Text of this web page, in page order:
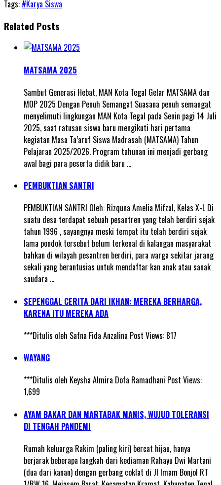
Tags: #Karya Siswa
Related Posts
MATSAMA 2025
Sambut Generasi Hebat, MAN Kota Tegal Gelar MATSAMA dan
MOP 2025 Dengan Penuh Semangat Suasana penuh semangat
menyelimuti lingkungan MAN Kota Tegal pada Senin pagi 14 Juli
2025, saat ratusan siswa baru mengikuti hari pertama
kegiatan Masa Ta’aruf Siswa Madrasah (MATSAMA) Tahun
Pelajaran 2025/2026. Program tahunan ini menjadi gerbang
awal bagi para peserta didik baru …
PEMBUKTIAN SANTRI
PEMBUKTIAN SANTRI Oleh: Rizquna Amelia Mifzal, Kelas X-L Di
suatu desa terdapat sebuah pesantren yang telah berdiri sejak
tahun 1996 , sayangnya meski tempat itu telah berdiri sejak
lama pondok tersebut belum terkenal di kalangan masyarakat
bahkan di wilayah pesantren berdiri, para warga sekitar jarang
sekali yang berantusias untuk mendaftar kan anak atau sanak
saudara …
SEPENGGAL CERITA DARI IKHAN: MEREKA BERHARGA,
KARENA ITU MEREKA ADA
***Ditulis oleh Safna Fida Anzalina Post Views: 817
WAYANG
***Ditulis oleh Keysha Almira Dofa Ramadhani Post Views:
1,699
AYAM BAKAR DAN MARTABAK MANIS, WUJUD TOLERANSI
DI TENGAH PANDEMI
Rumah keluarga Rakim (paling kiri) bercat hijau, hanya
berjarak beberapa langkah dari kediaman Rahayu Dwi Martani
(dua dari kanan) dengan gerbang coklat di Jl Imam Bonjol RT